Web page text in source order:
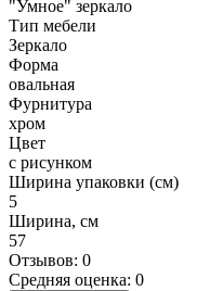
"Умное" зеркало
Тип мебели
Зеркало
Форма
овальная
Фурнитура
хром
Цвет
с рисунком
Ширина упаковки (см)
5
Ширина, см
57
Отзывов: 0
Средняя оценка: 0